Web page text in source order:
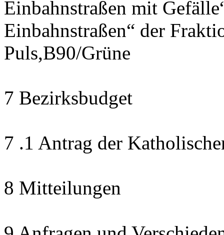
Einbahnstraßen mit
Einbahnstraßen“ der
Puls,B90/Grüne
7 Bezirksbudget
7 .1 Antrag der
8 Mitteilungen